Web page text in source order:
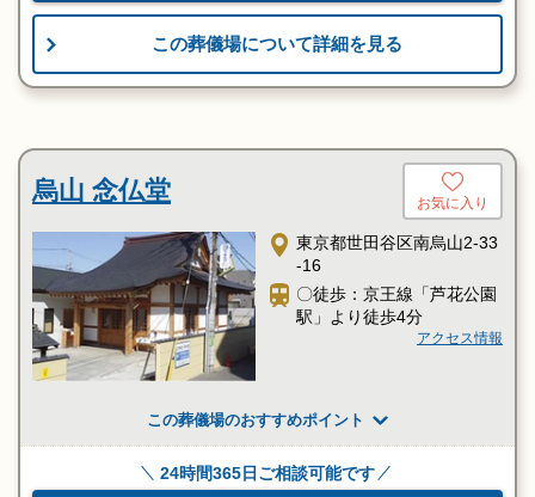
この葬儀場について詳細を見る
烏山 念仏堂 お気に入り
東京都世田谷区南烏山2-33
-16
〇徒歩：京王線「芦花公園
駅」より徒歩4分
アクセス情報
この葬儀場のおすすめポイント
24時間365日ご相談可能です